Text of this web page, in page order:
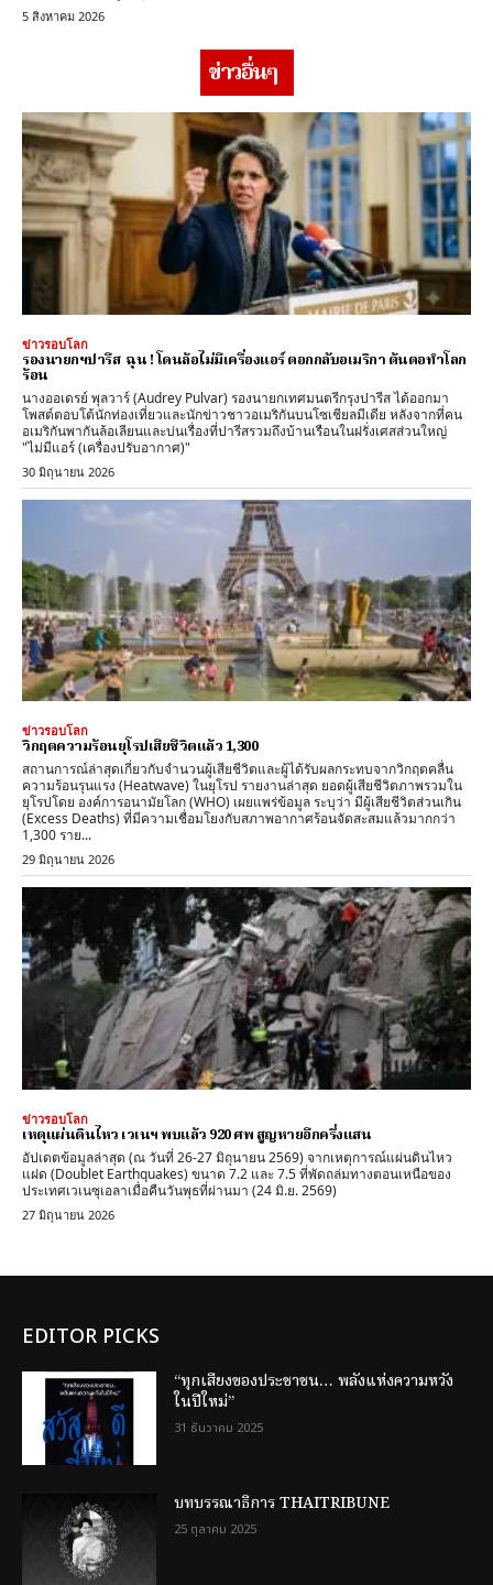
5 สิงหาคม 2026
ข่าวอื่นๆ
ข่าวรอบโลก
รองนายกฯปารีส ฉุน ! โดนล้อไม่มีเครื่องแอร์ ตอกกลับอเมริกา ต้นตอทำโลก
ร้อน
นางออเดรย์ พุลวาร์ (Audrey Pulvar) รองนายกเทศมนตรีกรุงปารีส ได้ออกมา
โพสต์ตอบโต้นักท่องเที่ยวและนักข่าวชาวอเมริกันบนโซเชียลมีเดีย หลังจากที่คน
อเมริกันพากันล้อเลียนและบ่นเรื่องที่ปารีสรวมถึงบ้านเรือนในฝรั่งเศสส่วนใหญ่
"ไม่มีแอร์ (เครื่องปรับอากาศ)"
30 มิถุนายน 2026
ข่าวรอบโลก
วิกฤตความร้อนยุโรปเสียชีวิตแล้ว 1,300
สถานการณ์ล่าสุดเกี่ยวกับจำนวนผู้เสียชีวิตและผู้ได้รับผลกระทบจากวิกฤตคลื่น
ความร้อนรุนแรง (Heatwave) ในยุโรป รายงานล่าสุด ​ยอดผู้เสียชีวิตภาพรวมใน
ยุโรปโดย ​องค์การอนามัยโลก (WHO) เผยแพร่ข้อมูล ระบุว่า มีผู้เสียชีวิตส่วนเกิน
(Excess Deaths) ที่มีความเชื่อมโยงกับสภาพอากาศร้อนจัดสะสมแล้วมากกว่า
1,300 ราย...
29 มิถุนายน 2026
ข่าวรอบโลก
เหตุแผ่นดินไหว เวเนฯ พบแล้ว 920 ศพ สูญหายอีกครึ่งแสน
อัปเดตข้อมูลล่าสุด (ณ วันที่ 26-27 มิถุนายน 2569) จากเหตุการณ์แผ่นดินไหว
แฝด (Doublet Earthquakes) ขนาด 7.2 และ 7.5 ที่พัดถล่มทางตอนเหนือของ
ประเทศเวเนซุเอลาเมื่อคืนวันพุธที่ผ่านมา (24 มิ.ย. 2569)
27 มิถุนายน 2026
EDITOR PICKS
“ทุกเสียงของประชาชน… พลังแห่งความหวัง
ในปีใหม่”
31 ธันวาคม 2025
บทบรรณาธิการ THAITRIBUNE
25 ตุลาคม 2025